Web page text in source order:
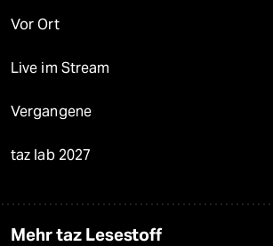
Vor Ort
Live im Stream
Vergangene
taz lab 2027
Mehr taz Lesestoff